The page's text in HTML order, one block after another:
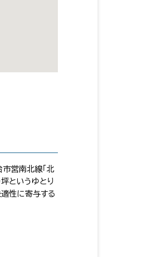
営南北線「北
というゆとり
性に寄与する